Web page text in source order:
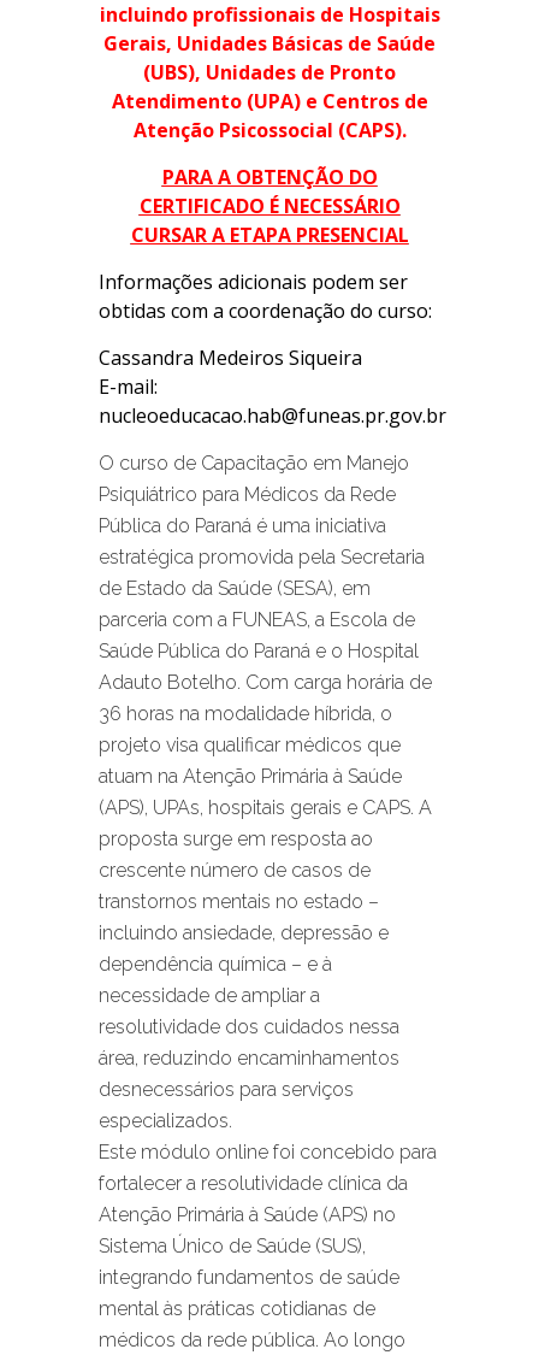
incluindo profissionais de Hospitais
Gerais, Unidades Básicas de Saúde
(UBS), Unidades de Pronto
Atendimento (UPA) e Centros de
Atenção Psicossocial (CAPS).
PARA A OBTENÇÃO DO
CERTIFICADO É NECESSÁRIO
CURSAR A ETAPA PRESENCIAL
Informações adicionais podem ser
obtidas com a coordenação do curso:
Cassandra Medeiros Siqueira
E-mail:
nucleoeducacao.hab@funeas.pr.gov.br
O curso de Capacitação em Manejo
Psiquiátrico para Médicos da Rede
Pública do Paraná é uma iniciativa
estratégica promovida pela Secretaria
de Estado da Saúde (SESA), em
parceria com a FUNEAS, a Escola de
Saúde Pública do Paraná e o Hospital
Adauto Botelho. Com carga horária de
36 horas na modalidade híbrida, o
projeto visa qualificar médicos que
atuam na Atenção Primária à Saúde
(APS), UPAs, hospitais gerais e CAPS. A
proposta surge em resposta ao
crescente número de casos de
transtornos mentais no estado –
incluindo ansiedade, depressão e
dependência química – e à
necessidade de ampliar a
resolutividade dos cuidados nessa
área, reduzindo encaminhamentos
desnecessários para serviços
especializados.
Este módulo online foi concebido para
fortalecer a resolutividade clínica da
Atenção Primária à Saúde (APS) no
Sistema Único de Saúde (SUS),
integrando fundamentos de saúde
mental às práticas cotidianas de
médicos da rede pública. Ao longo